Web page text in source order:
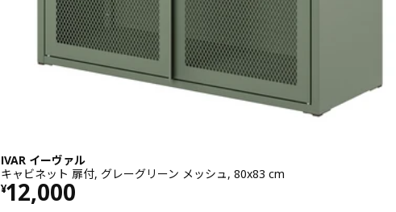
IVAR イーヴァル
キャビネット 扉付, グレーグリーン メッシュ, 80x83 cm
¥12,000
価格 ¥ 12000